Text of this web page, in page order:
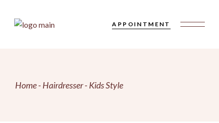
content
APPOINTMENT
Home Hairdresser Kids Style